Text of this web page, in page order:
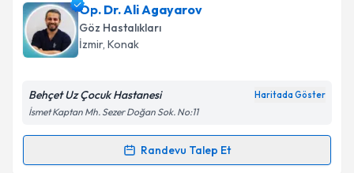
Takvim Talebini Gönder
Op. Dr. Fatma Soybaşiçin randevu takvimi talebi
oluşturun. Size bu uzmandan randevu almanız için bir
takvim hazırlandığında e-posta ile bilgilendireceğiz.
Kişisel verilerimin işlenmesine ilişkin
Metni'ni okudum ve kişisel verilerimin belirtilen
Op. Dr. Ali Agayarov
Göz Hastalıkları
İzmir, Konak
Behçet Uz Çocuk Hastanesi Haritada Göster
İsmet Kaptan Mh. Sezer Doğan Sok. No:11
Randevu Talep Et
Randevu Takvimi Talebi